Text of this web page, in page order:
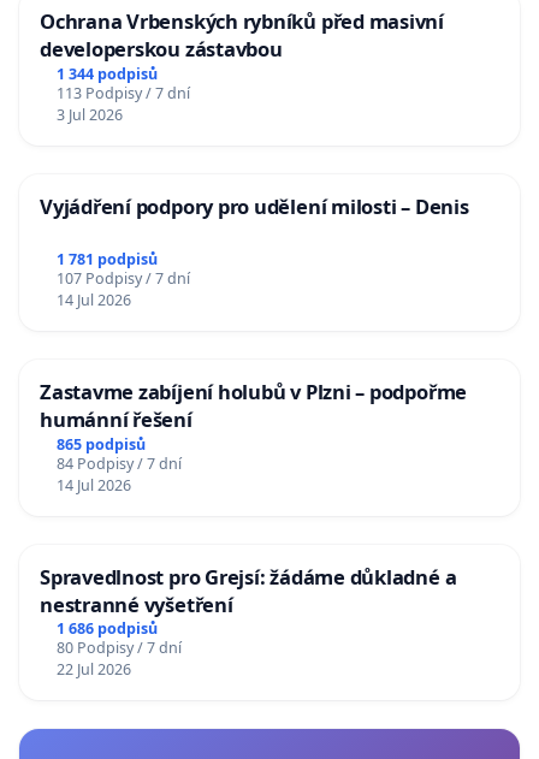
Ochrana Vrbenských rybníků před masivní
developerskou zástavbou
1 344 podpisů
113 Podpisy / 7 dní
3 Jul 2026
Vyjádření podpory pro udělení milosti – Denis
1 781 podpisů
107 Podpisy / 7 dní
14 Jul 2026
Zastavme zabíjení holubů v Plzni – podpořme
humánní řešení
865 podpisů
84 Podpisy / 7 dní
14 Jul 2026
Spravedlnost pro Grejsí: žádáme důkladné a
nestranné vyšetření
1 686 podpisů
80 Podpisy / 7 dní
22 Jul 2026